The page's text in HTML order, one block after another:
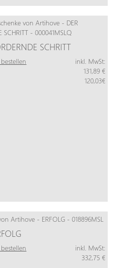
SCHRITT
bestellen
inkl. MwSt:
131,89 €
120,03€
bestellen
inkl. MwSt:
332,75 €